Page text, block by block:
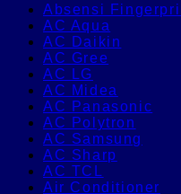
Absensi
AC Aqua
AC Daikin
AC Gree
AC LG
AC Midea
AC Panasonic
AC Polytron
AC Samsung
AC Sharp
AC TCL
Air Conditioner